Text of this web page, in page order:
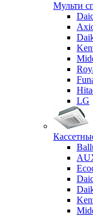
Мульти
LG